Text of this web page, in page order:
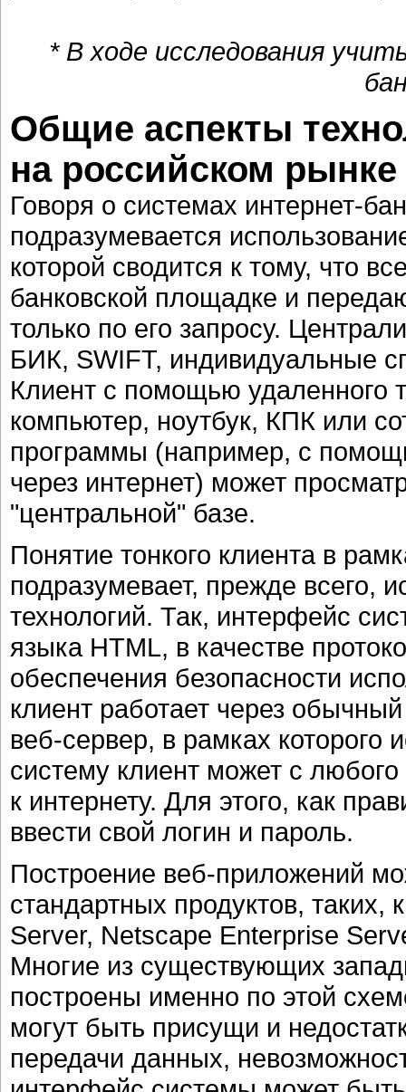
* В ходе исследования
Общие аспекты
на российском рынке
Говоря о системах интернет-
подразумевается
которой сводится к тому, что
банковской площадке и
только по его запросу.
БИК, SWIFT, индивидуальные
Клиент с помощью удаленного
компьютер, ноутбук, КПК или
программы (например, с
через интернет) может
"центральной" базе.
Понятие тонкого клиента в
подразумевает, прежде всего,
технологий. Так, интерфейс
языка HTML, в качестве
обеспечения безопасности
клиент работает через
веб-сервер, в рамках которого
систему клиент может с
к интернету. Для этого, как
ввести свой логин и пароль.
Построение веб-приложений
стандартных продуктов,
Server, Netscape Enterprise
Многие из существующих
построены именно по этой
могут быть присущи и
передачи данных,